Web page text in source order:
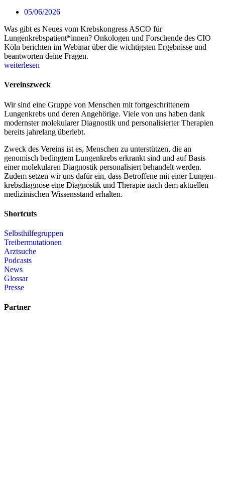
05/06/2026
Was gibt es Neues vom Krebskongress ASCO für
Lungenkrebspatient*innen? Onkologen und Forschende des CIO
Köln berichten im Webinar über die wichtigsten Ergebnisse und
beantworten deine Fragen.
weiterlesen
Vereinszweck
Wir sind eine Gruppe von Menschen mit fort­geschrittenem
Lungenkrebs und deren Angehörige. Viele von uns haben dank
modernster molekularer Diagnostik und personalisierter Therapien
bereits jahrelang überlebt.
Zweck des Vereins ist es, Menschen zu unterstützen, die an
genomisch bedingtem Lungenkrebs erkrankt sind und auf Basis
einer molekularen Diagnostik personalisiert behandelt werden.
Zudem setzen wir uns dafür ein, dass Betroffene mit einer Lungen­
krebsdiagnose eine Diagnostik und Therapie nach dem aktuellen
medizinischen Wissensstand erhalten.
Shortcuts
Selbsthilfegruppen
Treibermutationen
Arztsuche
Podcasts
News
Glossar
Presse
Partner